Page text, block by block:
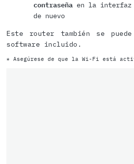
contraseña en la interfaz
de nuevo
Este router también se
software incluido.
* Asegúrese de que la Wi-Fi está